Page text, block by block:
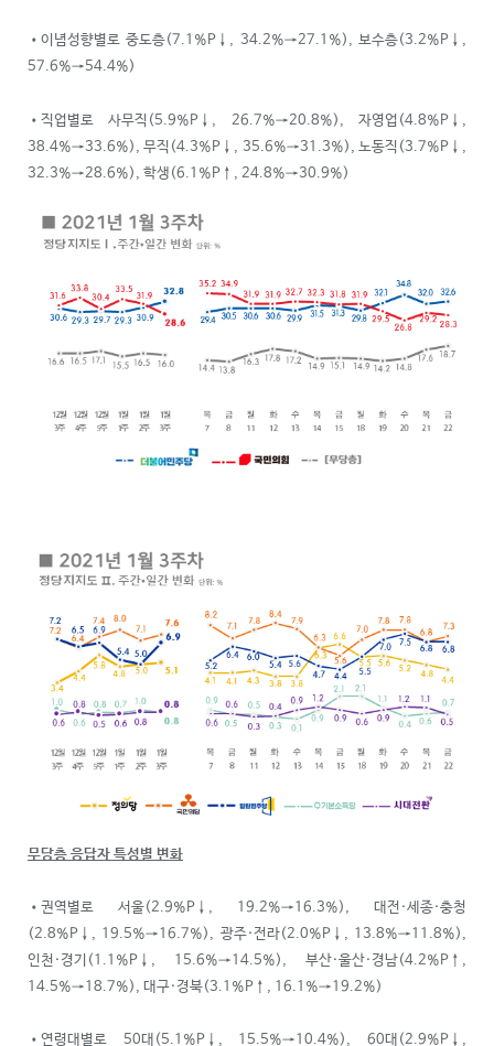
•이념성향별로 중도층(7.1%P↓, 34.2%→27.1%), 보수층(3.2%P↓,
57.6%→54.4%)
•직업별로 사무직(5.9%P↓, 26.7%→20.8%), 자영업(4.8%P↓,
38.4%→33.6%), 무직(4.3%P↓, 35.6%→31.3%), 노동직(3.7%P↓,
32.3%→28.6%), 학생(6.1%P↑, 24.8%→30.9%)
무당층 응답자 특성별 변화
•권역별로 서울(2.9%P↓, 19.2%→16.3%), 대전·세종·충청
(2.8%P↓, 19.5%→16.7%), 광주·전라(2.0%P↓, 13.8%→11.8%),
인천·경기(1.1%P↓, 15.6%→14.5%), 부산·울산·경남(4.2%P↑,
14.5%→18.7%), 대구·경북(3.1%P↑, 16.1%→19.2%)
•연령대별로 50대(5.1%P↓, 15.5%→10.4%), 60대(2.9%P↓,